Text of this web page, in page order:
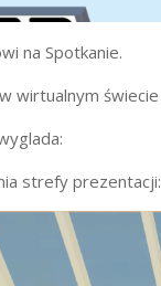
na Spotkanie.
wirtualnym świecie
strefy prezentacji: